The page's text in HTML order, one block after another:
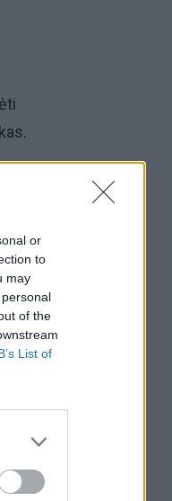
or
to
may
of the
List of